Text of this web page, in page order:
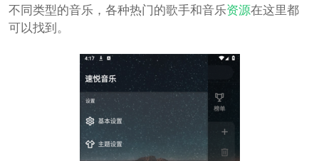
不同类型的音乐，各种热门的歌手和音乐资源在这里都
可以找到。